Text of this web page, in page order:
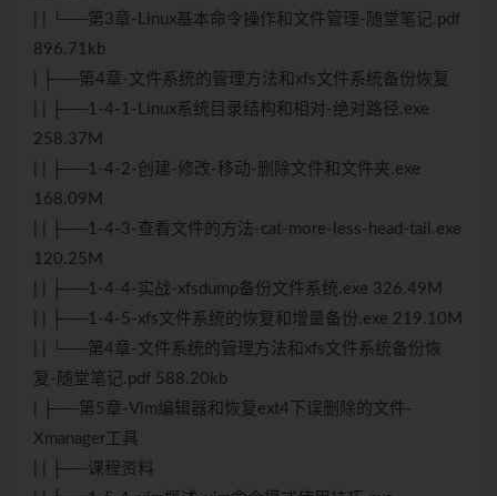
| | └──第3章-Linux基本命令操作和文件管理-随堂笔记.pdf
896.71kb
| ├──第4章-文件系统的管理方法和xfs文件系统备份恢复
| | ├──1-4-1-Linux系统目录结构和相对-绝对路径.exe
258.37M
| | ├──1-4-2-创建-修改-移动-删除文件和文件夹.exe
168.09M
| | ├──1-4-3-查看文件的方法-cat-more-less-head-tail.exe
120.25M
| | ├──1-4-4-实战-xfsdump备份文件系统.exe 326.49M
| | ├──1-4-5-xfs文件系统的恢复和增量备份.exe 219.10M
| | └──第4章-文件系统的管理方法和xfs文件系统备份恢
复-随堂笔记.pdf 588.20kb
| ├──第5章-Vim编辑器和恢复ext4下误删除的文件-
Xmanager工具
| | ├──课程资料